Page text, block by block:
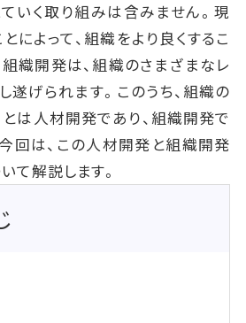
いく取り組みは含みません。現
によって、組織をより良くするこ
織開発は、組織のさまざまなレ
遂げられます。このうち、組織の
は人材開発であり、組織開発で
回は、この人材開発と組織開発
て解説します。